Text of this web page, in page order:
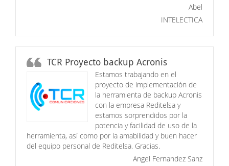
Abel
INTELECTICA
TCR Proyecto backup Acronis
Estamos trabajando en el
proyecto de implementación de
la herramienta de backup Acronis
con la empresa Reditelsa y
estamos sorprendidos por la
potencia y facilidad de uso de la
herramienta, así como por la amabilidad y buen hacer
del equipo personal de Reditelsa. Gracias.
Angel Fernandez Sanz